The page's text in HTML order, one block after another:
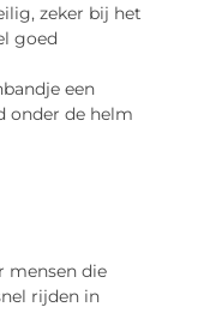
zeker bij het
goed
een
onder de helm
mensen die
rijden in